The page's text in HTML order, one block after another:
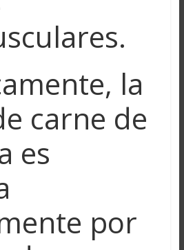
la
carne de
es
por